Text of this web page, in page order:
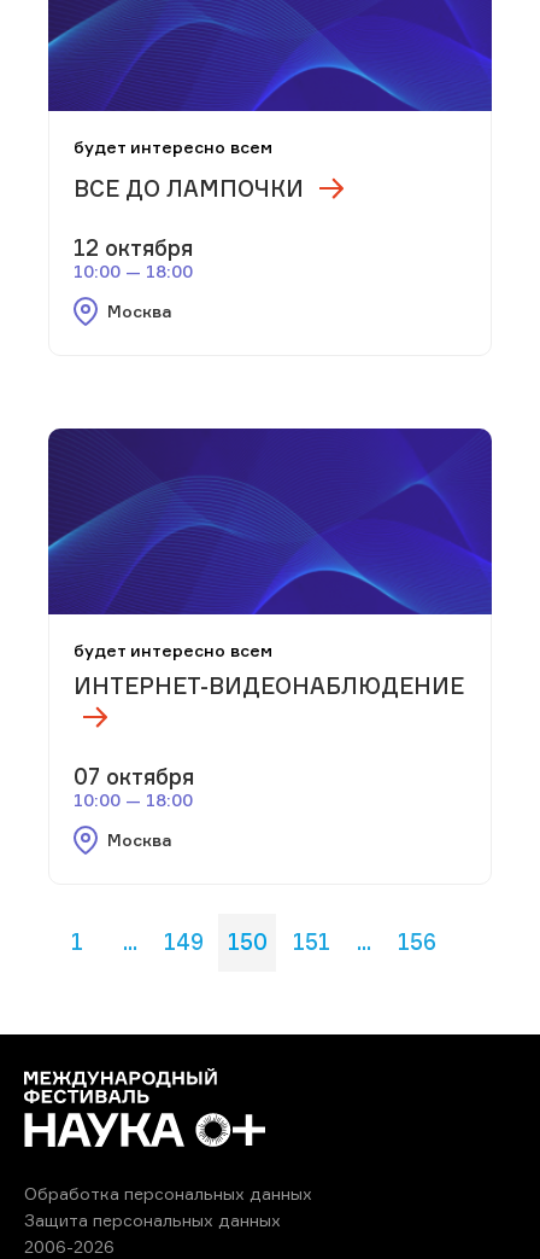
будет интересно всем
ВСЕ ДО ЛАМПОЧКИ
12 октября
10:00 — 18:00
Москва
будет интересно всем
ИНТЕРНЕТ-ВИДЕОНАБЛЮДЕНИЕ
07 октября
10:00 — 18:00
Москва
1 ... 149 150 151 ... 156
Обработка персональных данных
Защита персональных данных
2006-2026